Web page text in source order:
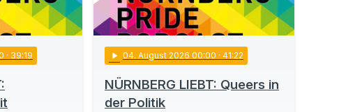
· 39:19 play_arrow 04. August 2026 00:00 · 41:22
NÜRNBERG LIEBT: Queers in
der Politik